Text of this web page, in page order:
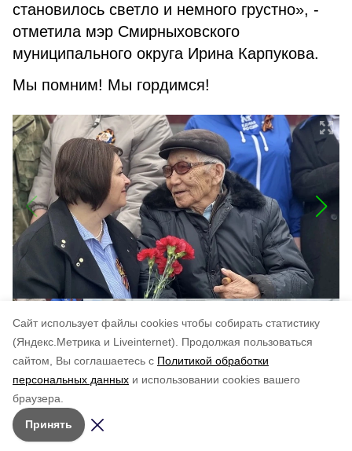
Cайт использует файлы cookies чтобы собирать статистику
(Яндекс.Метрика и Liveinternet).
Продолжая пользоваться
сайтом, Вы соглашаетесь с Политикой обработки
персональных данных и использовании cookies вашего
браузера.
Принять
становилось светло и немного грустно», -
отметила мэр Смирныховского
муниципального округа Ирина Карпукова.
Мы помним! Мы гордимся!
по оценке
5